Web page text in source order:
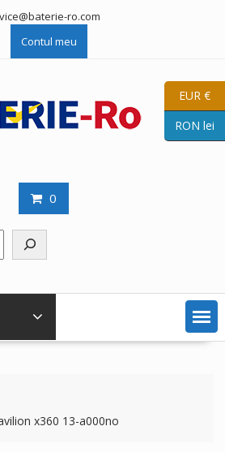
ro.com
Contul meu
0
x360 13-a000no
EUR €
RON lei